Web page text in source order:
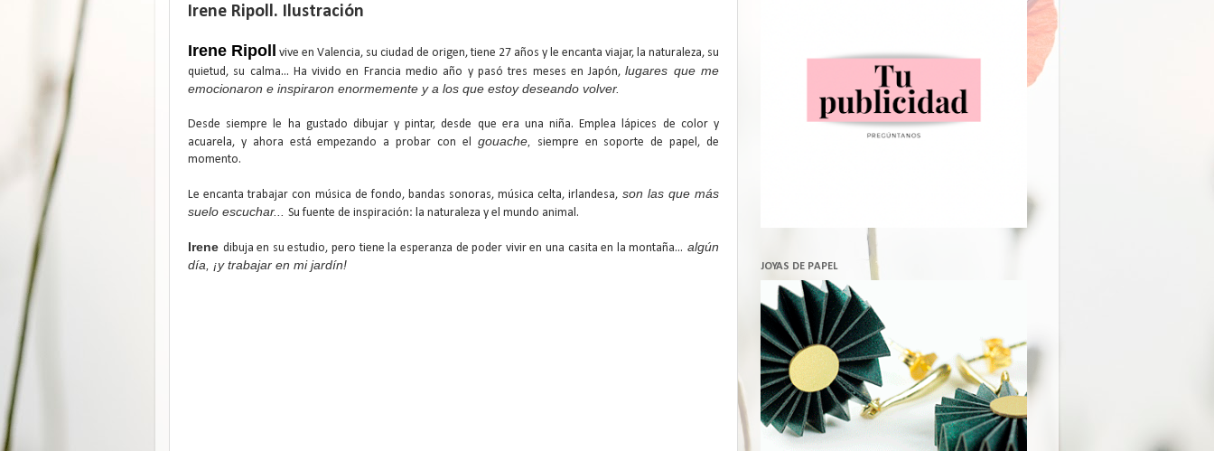
Irene Ripoll. Ilustración
Irene Ripoll vive en Valencia, su ciudad de origen, tiene 27 años y le encanta viajar, la naturaleza, su
quietud, su calma... Ha vivido en Francia medio año y pasó tres meses en Japón,lugares que me
emocionaron e inspiraron enormemente y a los que estoy deseando volver.
Desde siempre le ha gustado dibujar y pintar, desde que era una niña. Emplea lápices de color y
acuarela, y ahora está empezando a probar con el gouache,
siempre en soporte de papel, de
momento.
Le encanta trabajar con música de fondo, bandas sonoras, música celta, irlandesa, son las que más
suelo escuchar...
Su fuente de inspiración: la naturaleza y el mundo animal.
Irene dibuja en su estudio, pero tiene la esperanza de poder vivir en una casita en la montaña... algún
día, ¡y trabajar en mi jardín!
JOYAS DE PAPEL